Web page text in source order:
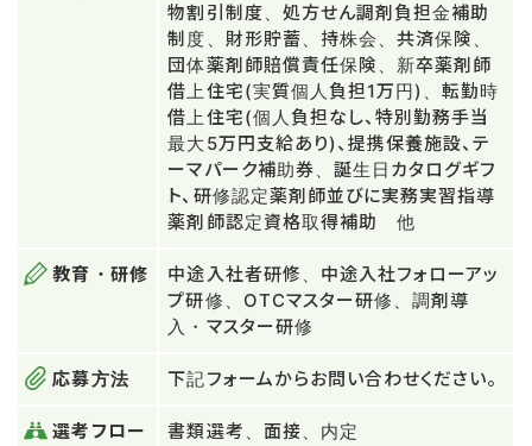
物割引制度、処方せん調剤負担金補助
制度、財形貯蓄、持株会、共済保険、
団体薬剤師賠償責任保険、新卒薬剤師
借上住宅(実質個人負担1万円)、転勤時
借上住宅(個人負担なし、特別勤務手当
最大5万円支給あり)、提携保養施設、テ
ーマパーク補助券、誕生日カタログギフ
ト、研修認定薬剤師並びに実務実習指導
薬剤師認定資格取得補助 他
教育・研修
中途入社者研修、中途入社フォローアッ
プ研修、OTCマスター研修、調剤導
入・マスター研修
応募方法 下記フォームからお問い合わせください。
選考フロー 書類選考、面接、内定